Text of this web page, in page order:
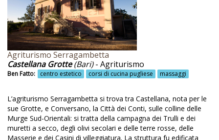
Energia solare
Energie rinnovabili
Enogastronomia tipica
Equitazione naturale
Erbe officinali
Erbolario
Erboristeria
Escurisoni a cavallo
Agriturismo Serragambetta
Castellana Grotte(Bari)- Agriturismo
Ben Fatto: centro estetico corsi di cucina pugliese massaggi
L’agriturismo Serragambetta si trova tra Castellana, nota per le
sue Grotte, e Conversano, la Città dei Conti, sulle colline delle
Murge Sud-Orientali: si tratta della campagna dei Trulli e dei
muretti a secco, degli olivi secolari e delle terre rosse, delle
Masserie e dei Casini di villeggiatura. La struttura fu edificata